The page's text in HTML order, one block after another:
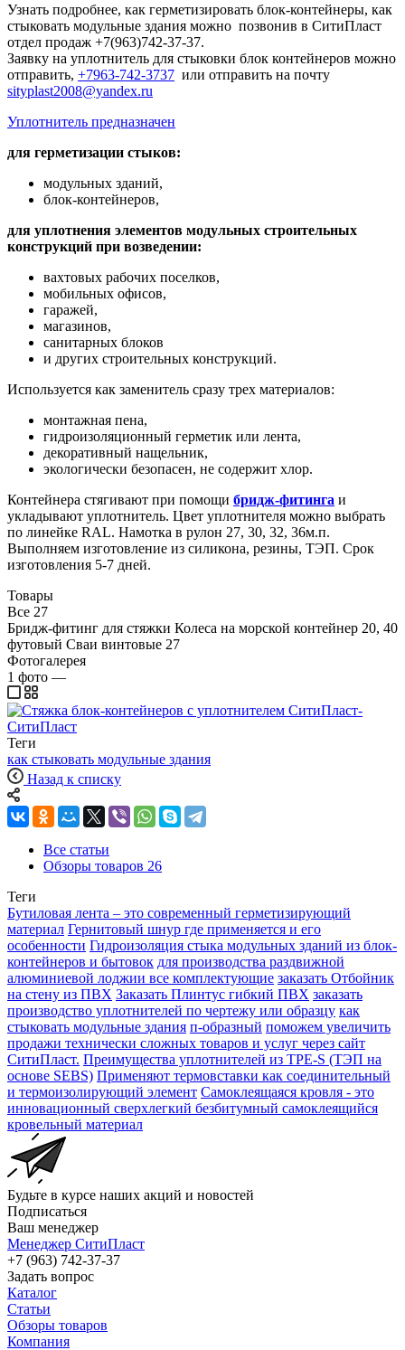
Узнать подробнее, как герметизировать блок-контейнеры, как
стыковать модульные здания можно позвонив в СитиПласт
отдел продаж +7(963)742-37-37.
Заявку на уплотнитель для стыковки блок контейнеров можно
отправить, +7963-742-3737 или отправить на почту
sityplast2008@yandex.ru
Уплотнитель предназначен
для герметизации стыков:
модульных зданий,
блок-контейнеров,
для уплотнения элементов модульных строительных
конструкций при возведении:
вахтовых рабочих поселков,
мобильных офисов,
гаражей,
магазинов,
санитарных блоков
и других строительных конструкций.
Используется как заменитель сразу трех материалов:
монтажная пена,
гидроизоляционный герметик или лента,
декоративный нащельник,
экологически безопасен, не содержит хлор.
Контейнера стягивают при помощи бридж-фитинга и
укладывают уплотнитель. Цвет уплотнителя можно выбрать
по линейке RAL. Намотка в рулон 27, 30, 32, 36м.п.
Выполняем изготовление из силикона, резины, ТЭП. Срок
изготовления 5-7 дней.
Товары
Все 27
Бридж-фитинг для стяжки Колеса на морской контейнер 20, 40
футовый Сваи винтовые 27
Фотогалерея
1 фото —
Теги
как стыковать модульные здания
Назад к списку
Все статьи
Обзоры товаров 26
Теги
Бутиловая лента – это современный герметизирующий
материал Гернитовый шнур где применяется и его
особенности Гидроизоляция стыка модульных зданий из блок-
контейнеров и бытовок для производства раздвижной
алюминиевой лоджии все комплектующие заказать Отбойник
на стену из ПВХ Заказать Плинтус гибкий ПВХ заказать
производство уплотнителей по чертежу или образцу как
стыковать модульные здания п-образный поможем увеличить
продажи технически сложных товаров и услуг через сайт
СитиПласт. Преимущества уплотнителей из TPE-S (ТЭП на
основе SEBS) Применяют термовставки как соединительный
и термоизолирующий элемент Самоклеящаяся кровля - это
инновационный сверхлегкий безбитумный самоклеящийся
кровельный материал
Будьте в курсе наших акций и новостей
Подписаться
Ваш менеджер
Менеджер СитиПласт
+7 (963) 742-37-37
Задать вопрос
Каталог
Статьи
Обзоры товаров
Компания